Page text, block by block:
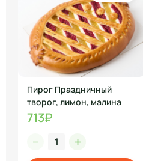
Пирог Праздничный
творог, лимон, малина
713₽